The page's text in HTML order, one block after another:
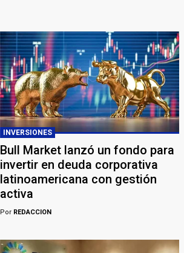
INVERSIONES
Bull Market lanzó un fondo para
invertir en deuda corporativa
latinoamericana con gestión
activa
PorREDACCION